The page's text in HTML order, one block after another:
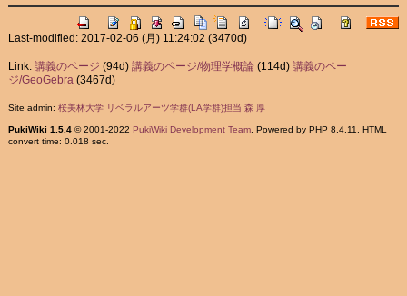
Last-modified: 2017-02-06 (月) 11:24:02 (3470d)
Link: 講義のページ (94d) 講義のページ/物理学概論(114d) 講義のペー
ジ/GeoGebra (3467d)
Site admin: 桜美林大学 リベラルアーツ学群(LA学群)担当 森 厚
PukiWiki 1.5.4© 2001-2022 PukiWiki Development Team. Powered by PHP 8.4.11. HTML
convert time: 0.018 sec.